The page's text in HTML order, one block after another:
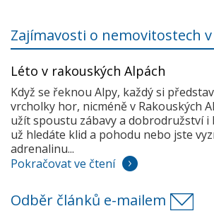
Zajímavosti o nemovitostech
Léto v rakouských Alpách
Když se řeknou Alpy, každý si
vrcholky hor, nicméně v Rakouských
užít spoustu zábavy a dobrodružství i
už hledáte klid a pohodu nebo jste
adrenalinu...
Pokračovat ve čtení
Odběr článků e-mailem